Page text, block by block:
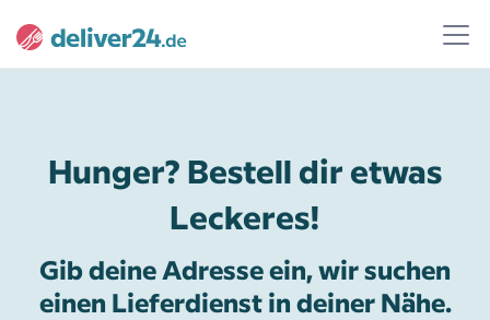
Hunger? Bestell dir etwas
Leckeres!
Gib deine Adresse ein, wir suchen
einen Lieferdienst in deiner Nähe.